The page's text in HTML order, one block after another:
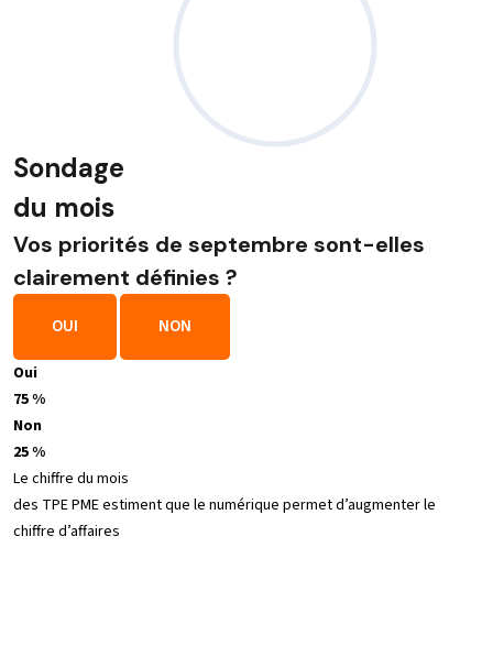
Sondage
du mois
Vos priorités de septembre sont-elles
clairement définies ?
OUI NON
Oui
75 %
Non
25 %
Le chiffre du mois
des TPE PME estiment que le numérique permet d’augmenter le
chiffre d’affaires